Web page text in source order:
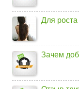
Для
Зачем